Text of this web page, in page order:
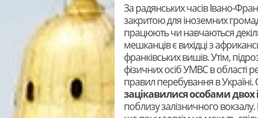
За радянських часів Івано-
закритою для іноземних
працюють чи навчаються
мешканців є вихідці з
франківських вишів. Утім,
фізичних осіб УМВС в області
правил перебування в Україні.
зацікавилися особами двох
поблизу залізничного